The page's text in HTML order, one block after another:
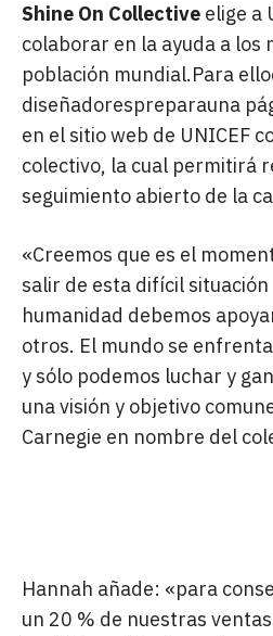
Shine On Collective elige a
colaborar en la ayuda a los
población mundial.Para
diseñadorespreparauna
en el sitio web de UNICEF
colectivo, la cual permitirá
seguimiento abierto de la
«Creemos que es el
salir de esta difícil
humanidad debemos
otros. El mundo se
y sólo podemos luchar y
una visión y objetivo
Carnegie en nombre del
Hannah añade: «para
un 20 % de nuestras